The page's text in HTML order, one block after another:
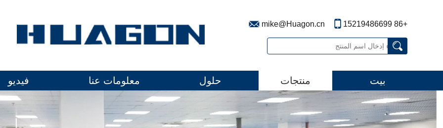
+86 15219486699
mike@Huagon.cn
بيت منتجات حلول معلومات عنا فيديو